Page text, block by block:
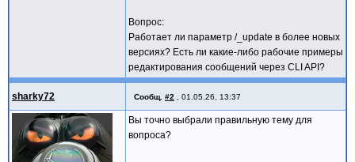
Вопрос:
Работает ли параметр /_update в более новых
версиях? Есть ли какие-либо рабочие примеры
редактирования сообщений через CLI API?
sharky72 Сообщ. #2 01.05.26, 13:37
Вы точно выбрали правильную тему для
вопроса?